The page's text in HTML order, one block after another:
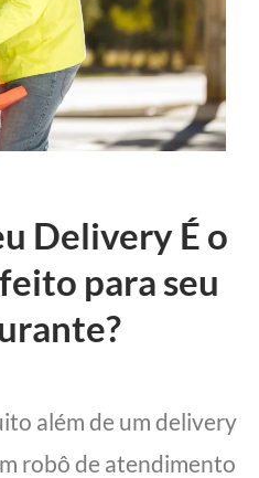
Delivery É o
para seu
além de um delivery
robô de atendimento